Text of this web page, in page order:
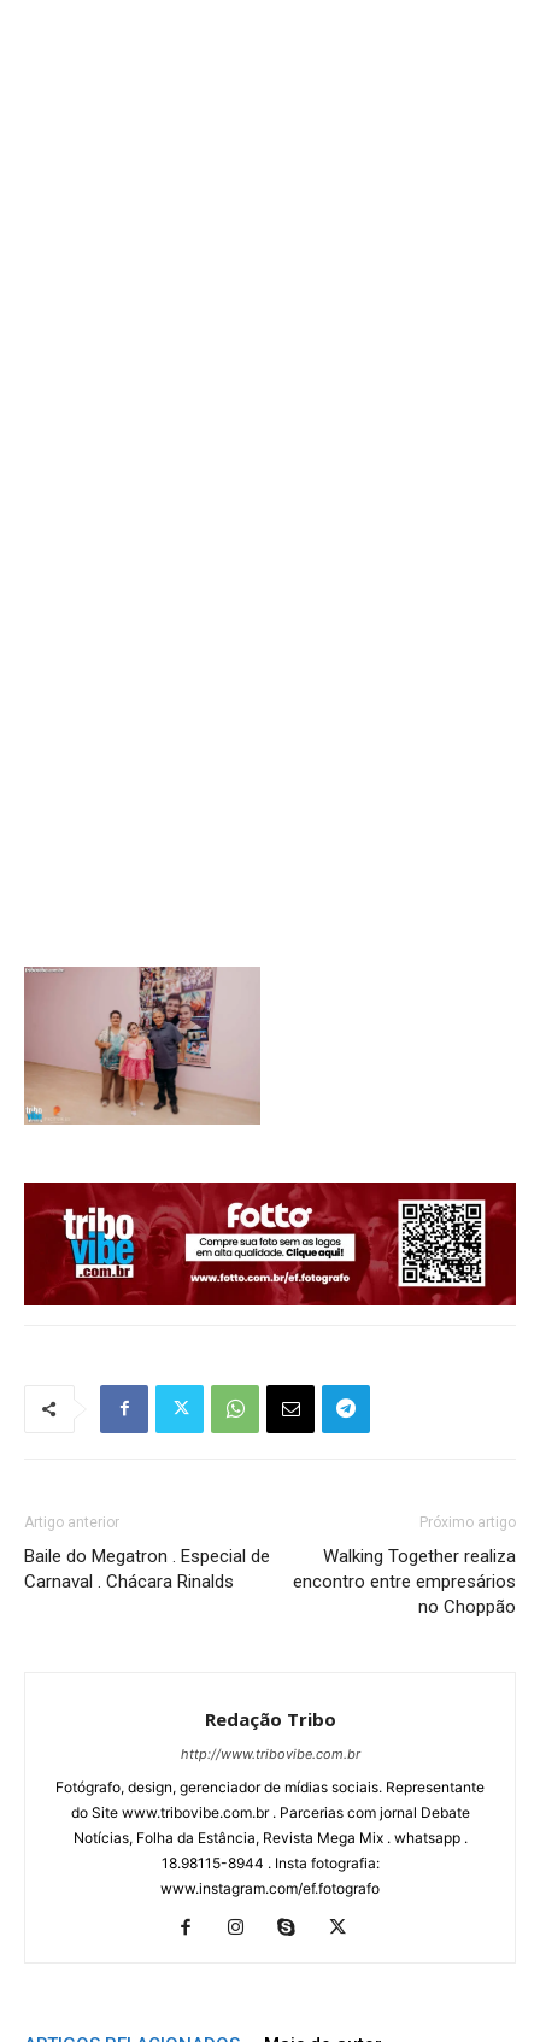
Artigo anterior
Baile do Megatron . Especial de
Carnaval . Chácara Rinalds
Próximo artigo
Walking Together realiza
encontro entre empresários
no Choppão
Redação Tribo
http://www.tribovibe.com.br
Fotógrafo, design, gerenciador de mídias sociais. Representante
do Site www.tribovibe.com.br . Parcerias com jornal Debate
Notícias, Folha da Estância, Revista Mega Mix . whatsapp .
18.98115-8944 . Insta fotografia:
www.instagram.com/ef.fotografo